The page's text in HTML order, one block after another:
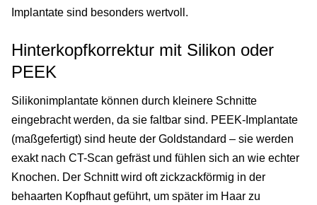
Implantate sind besonders wertvoll.
Hinterkopfkorrektur mit Silikon oder
PEEK
Silikonimplantate können durch kleinere Schnitte
eingebracht werden, da sie faltbar sind. PEEK-Implantate
(maßgefertigt) sind heute der Goldstandard – sie werden
exakt nach CT-Scan gefräst und fühlen sich an wie echter
Knochen. Der Schnitt wird oft zickzackförmig in der
behaarten Kopfhaut geführt, um später im Haar zu